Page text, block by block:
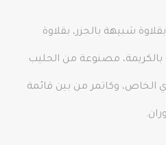
شبيهة بالجزر، بقلاوة
مصنوعة من الحليب
الخاص، وكاتمر من بين قائمة